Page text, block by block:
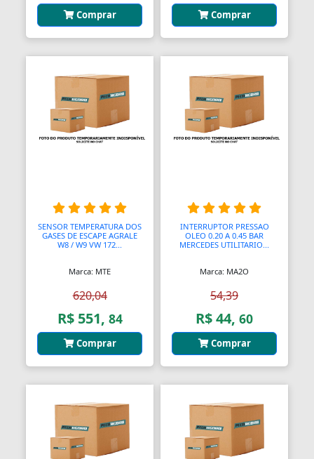
Bielas
Bieletas
Bigornas
Biscoitinhos de Bebês
Bloco Completo
Blocágens
Bobina Compressor
Bobinadeiras
Bobinas
Bobinas De Ignição
Bobinas Impulsoras
Bobinas para Máquinas
Bocais
Comprar Comprar
SENSOR TEMPERATURA DOS
GASES DE ESCAPE AGRALE
W8 / W9 VW 172...
Marca: MTE
620,04
R$ 551, 84
Comprar
INTERRUPTOR PRESSAO
OLEO 0.20 A 0.45 BAR
MERCEDES UTILITARIO...
Marca: MA2O
54,39
R$ 44, 60
Comprar